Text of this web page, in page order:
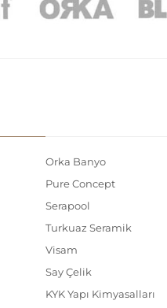
Orka Banyo
Pure Concept
Serapool
Turkuaz Seramik
Visam
Say Çelik
KYK Yapı Kimyasalları